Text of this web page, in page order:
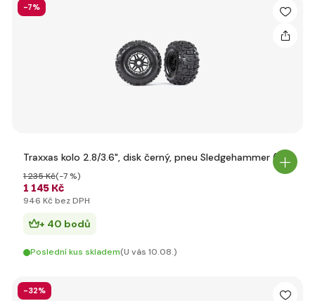
-7%
Traxxas kolo 2.8/3.6", disk černý, pneu Sledgehammer (2)
1 145 Kč
1 235 Kč(-7 %)
946 Kč bez DPH
+ 40 bodů
Poslední kus skladem(U vás 10.08.)
-32%